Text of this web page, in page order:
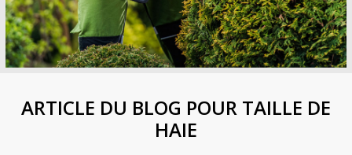
ARTICLE DU BLOG POUR TAILLE DE
HAIE